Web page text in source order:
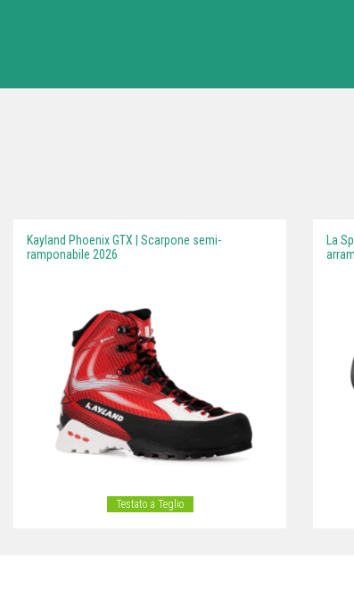
Kayland Phoenix GTX | Scarpone semi-
ramponabile 2026
Testato a Teglio
La